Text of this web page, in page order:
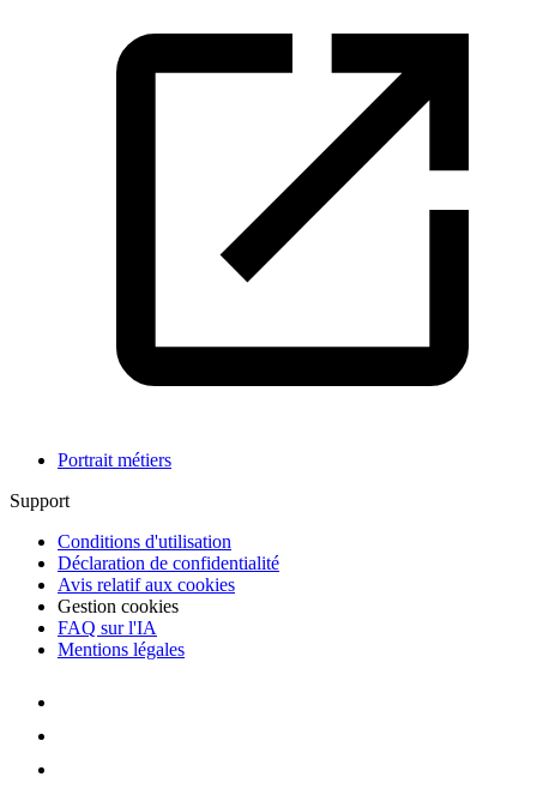
Portrait métiers
Support
Conditions d'utilisation
Déclaration de confidentialité
Avis relatif aux cookies
Gestion cookies
FAQ sur l'IA
Mentions légales